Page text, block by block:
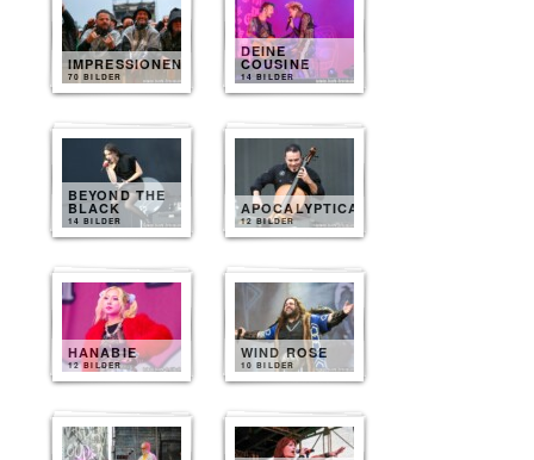
IMPRESSIONEN
70 BILDER
DEINE
COUSINE
14 BILDER
BEYOND THE
BLACK
14 BILDER
APOCALYPTICA
12 BILDER
HANABIE
12 BILDER
WIND ROSE
10 BILDER